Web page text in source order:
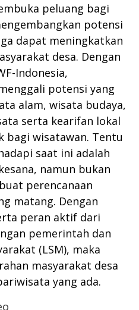
peluang bagi
potensi
dapat meningkatkan
desa. Dengan
Indonesia,
potensi yang
alam, wisata budaya,
serta kearifan lokal
bagi wisatawan. Tentu
saat ini adalah
namun bukan
perencanaan
matang. Dengan
peran aktif dari
pemerintah dan
(LSM), maka
masyarakat desa
yang ada.